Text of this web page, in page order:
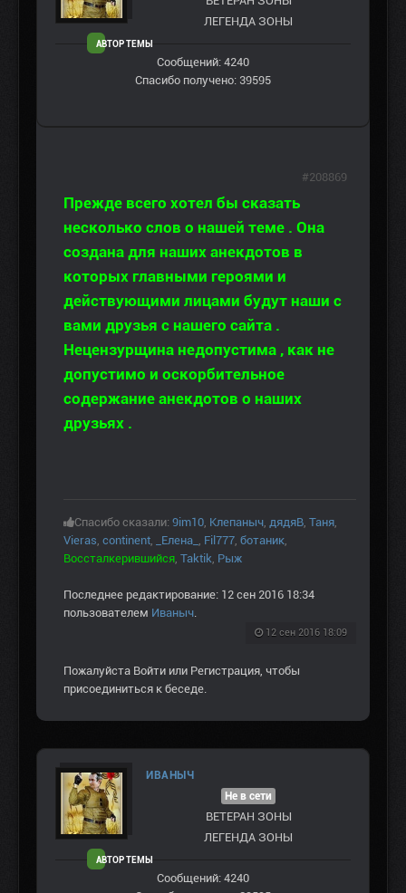
АВТОР ТЕМЫ
ЛЕГЕНДА ЗОНЫ
Сообщений: 4240
Спасибо получено: 39595
Прежде всего хотел бы сказать
несколько слов о нашей теме . Она
создана для наших анекдотов в
которых главными героями и
действующими лицами будут наши с
вами друзья с нашего сайта .
Нецензурщина недопустима , как не
допустимо и оскорбительное
содержание анекдотов о наших
друзьях .
Спасибо сказали: 9im10 Клепаныч дядяВ Таня
Vieras continent _Елена_ Fil777 ботаник
Воссталкерившийся Taktik Рыж
Последнее редактирование: 12 сен 2016 18:34
пользователем Иваныч
12 сен 2016 18:09
#208869
Пожалуйста Войти или Регистрация , чтобы
присоединиться к беседе.
ИВАНЫЧ
АВТОР ТЕМЫ
Не в сети
ВЕТЕРАН ЗOНЫ
ЛЕГЕНДА ЗОНЫ
Сообщений: 4240